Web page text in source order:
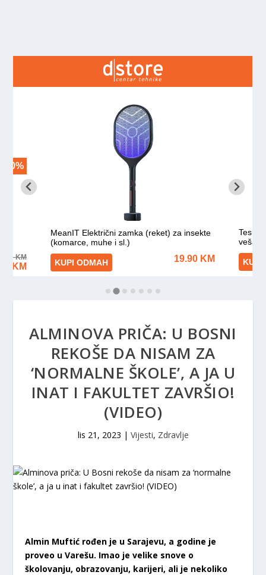
ALMINOVA PRIČA: U BOSNI
REKOŠE DA NISAM ZA
‘NORMALNE ŠKOLE’, A JA U
INAT I FAKULTET ZAVRŠIO!
(VIDEO)
lis 21, 2023 | Vijesti, Zdravlje
Almin Muftić rođen je u Sarajevu, a godine je
proveo u Varešu. Imao je velike snove o
školovanju, obrazovanju, karijeri, ali je nekoliko